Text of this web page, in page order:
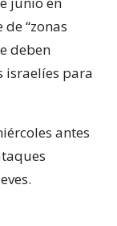
“zonas
deben
israelíes para
antes